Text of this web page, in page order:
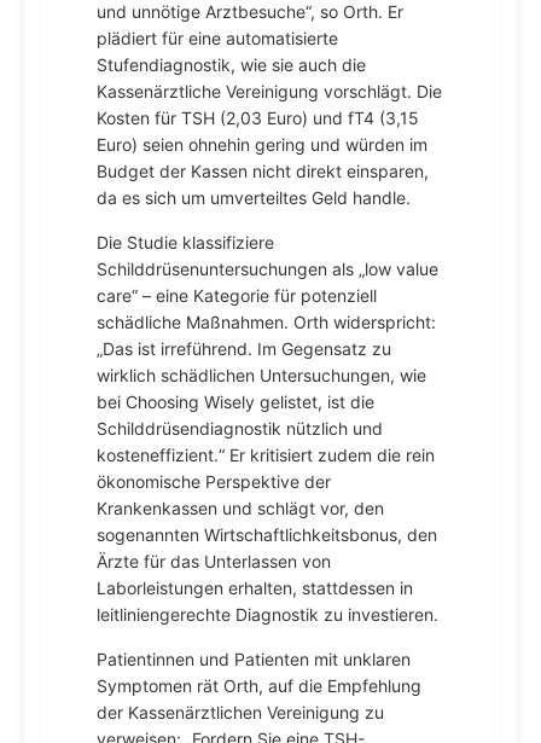
und unnötige Arztbesuche“, so Orth. Er
plädiert für eine automatisierte
Stufendiagnostik, wie sie auch die
Kassenärztliche Vereinigung vorschlägt. Die
Kosten für TSH (2,03 Euro) und fT4 (3,15
Euro) seien ohnehin gering und würden im
Budget der Kassen nicht direkt einsparen,
da es sich um umverteiltes Geld handle.
Die Studie klassifiziere
Schilddrüsenuntersuchungen als „low value
care“ – eine Kategorie für potenziell
schädliche Maßnahmen. Orth widerspricht:
„Das ist irreführend. Im Gegensatz zu
wirklich schädlichen Untersuchungen, wie
bei Choosing Wisely gelistet, ist die
Schilddrüsendiagnostik nützlich und
kosteneffizient.“ Er kritisiert zudem die rein
ökonomische Perspektive der
Krankenkassen und schlägt vor, den
sogenannten Wirtschaftlichkeitsbonus, den
Ärzte für das Unterlassen von
Laborleistungen erhalten, stattdessen in
leitliniengerechte Diagnostik zu investieren.
Patientinnen und Patienten mit unklaren
Symptomen rät Orth, auf die Empfehlung
der Kassenärztlichen Vereinigung zu
verweisen: „Fordern Sie eine TSH-